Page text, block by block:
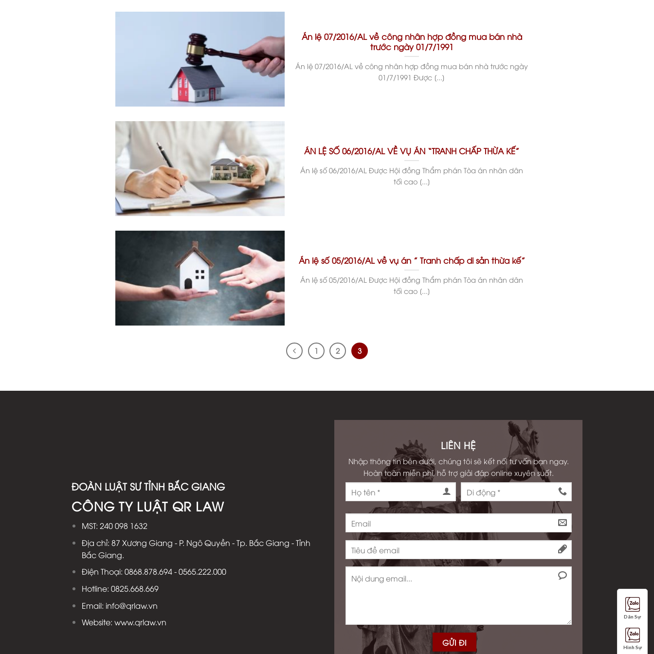
Án lệ 07/2016/AL về công nhân hợp đồng mua bán nhà
trước ngày 01/7/1991
Án lệ 07/2016/AL về công nhân hợp đồng mua bán nhà trước ngày
01/7/1991 Được [...]
ÁN LỆ SỐ 06/2016/AL VỀ VỤ ÁN “TRANH CHẤP THỪA KẾ”
Án lệ số 06/2016/AL Được Hội đồng Thẩm phán Tòa án nhân dân
tối cao [...]
Án lệ số 05/2016/AL về vụ án ” Tranh chấp di sản thừa kế”
Án lệ số 05/2016/AL Được Hội đồng Thẩm phán Tòa án nhân dân
tối cao [...]
1 2 3
ĐOÀN LUẬT SƯ TỈNH BẮC GIANG
CÔNG TY LUẬT QR LAW
MST: 240 098 1632
Địa chỉ: 87 Xương Giang - P. Ngô Quyền - Tp. Bắc Giang - Tỉnh
Bắc Giang.
Điện Thoại: 0868.878.694 - 0565.222.000
Hotline: 0825.668.669
Email: info@qrlaw.vn
Website: www.qrlaw.vn
LIÊN HỆ
Nhập thông tin bên dưới, chúng tôi sẽ kết nối tư vấn bạn ngay.
Hoàn toàn miễn phí, hỗ trợ giải đáp online xuyên suốt.
Dân Sự
Hình Sự